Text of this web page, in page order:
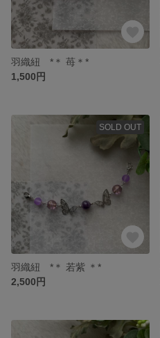
羽織紐 *＊ 苺＊*
1,500円
SOLD OUT
羽織紐 *＊ 若紫 ＊*
2,500円